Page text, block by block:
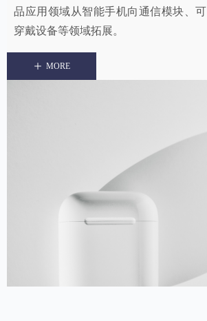
ꄸ MORE
品应用领域从智能手机向通信模块、可
穿戴设备等领域拓展。